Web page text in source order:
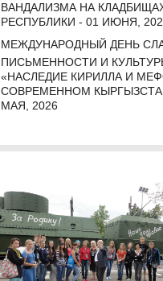
ВАНДАЛИЗМА НА
РЕСПУБЛИКИ - 01 ИЮНЯ,
МЕЖДУНАРОДНЫЙ ДЕНЬ
ПИСЬМЕННОСТИ И
«НАСЛЕДИЕ КИРИЛЛА И
СОВРЕМЕННОМ
МАЯ, 2026